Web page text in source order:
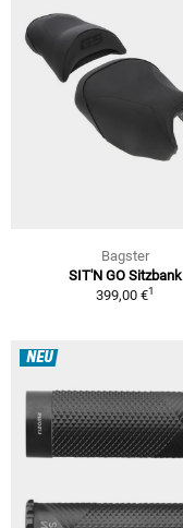
Bagster
SIT'N GO Sitzbank
399,00 €1
NEU